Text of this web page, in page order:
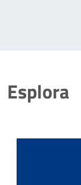
Esplora